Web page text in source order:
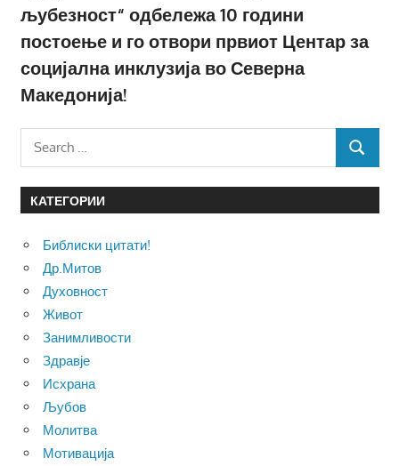
љубезност“ одбележа 10 години
постоење и го отвори првиот Центар за
социјална инклузија во Северна
Македонија!
Search
SEARCH
КАТЕГОРИИ
Библиски цитати!
Др.Митов
Духовност
Живот
Занимливости
Здравје
Исхрана
Љубов
Молитва
Мотивација